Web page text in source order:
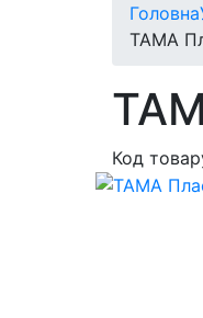
Головна
TAMA
Код